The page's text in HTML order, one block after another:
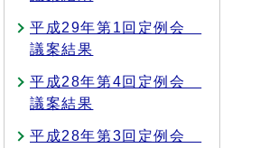
平成29年第1回定例会
議案結果
平成28年第4回定例会
議案結果
平成28年第3回定例会